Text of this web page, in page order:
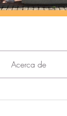
Acerca de